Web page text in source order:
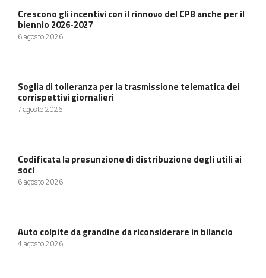
Crescono gli incentivi con il rinnovo del CPB anche per il
biennio 2026-2027
6 agosto 2026
Soglia di tolleranza per la trasmissione telematica dei
corrispettivi giornalieri
7 agosto 2026
Codificata la presunzione di distribuzione degli utili ai
soci
6 agosto 2026
Auto colpite da grandine da riconsiderare in bilancio
4 agosto 2026